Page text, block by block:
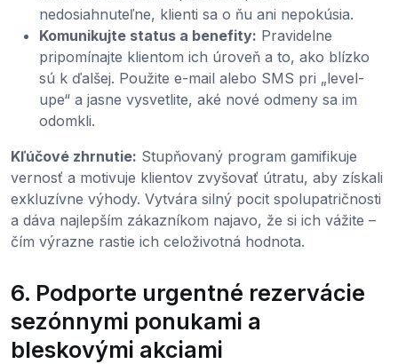
nedosiahnuteľne, klienti sa o ňu ani nepokúsia.
Komunikujte status a benefity: Pravidelne
pripomínajte klientom ich úroveň a to, ako blízko
sú k ďalšej. Použite e-mail alebo SMS pri „level-
upe“ a jasne vysvetlite, aké nové odmeny sa im
odomkli.
Kľúčové zhrnutie: Stupňovaný program gamifikuje
vernosť a motivuje klientov zvyšovať útratu, aby získali
exkluzívne výhody. Vytvára silný pocit spolupatričnosti
a dáva najlepším zákazníkom najavo, že si ich vážite –
čím výrazne rastie ich celoživotná hodnota.
6. Podporte urgentné rezervácie
sezónnymi ponukami a
bleskovými akciami